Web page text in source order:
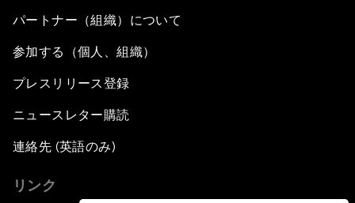
パートナー（組織）について
参加する（個人、組織）
プレスリリース登録
ニュースレター購読
連絡先 (英語のみ)
リンク